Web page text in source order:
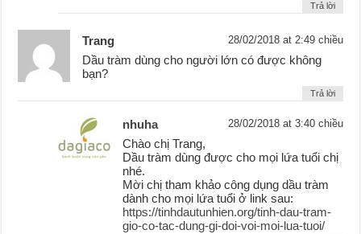
Trả lời
Trang 28/02/2018 at 2:49 chiều
Dầu tràm dùng cho người lớn có được không
bạn?
Trả lời
nhuha 28/02/2018 at 3:40 chiều
Chào chị Trang,
Dầu tràm dùng được cho mọi lứa tuổi chị
nhé.
Mời chị tham khảo công dụng dầu tràm
dành cho mọi lứa tuổi ở link sau:
https://tinhdautunhien.org/tinh-dau-tram-
gio-co-tac-dung-gi-doi-voi-moi-lua-tuoi/